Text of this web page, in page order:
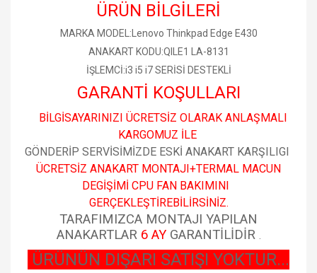
ÜRÜN BİLGİLERİ
MARKA MODEL:Lenovo Thinkpad Edge E430
ANAKART KODU:QILE1 LA-8131
İŞLEMCİ:i3 i5 i7 SERİSİ DESTEKLİ
GARANTİ KOŞULLARI
BİLGİSAYARINIZI ÜCRETSİZ OLARAK ANLAŞMALI
KARGOMUZ İLE
GÖNDERİP SERVİSİMİZDE ESKİ ANAKART KARŞILIGI
ÜCRETSİZ ANAKART MONTAJI+TERMAL MACUN
DEGİŞİMİ CPU FAN BAKIMINI
GERÇEKLEŞTİREBİLİRSİNİZ.
TARAFIMIZCA MONTAJI YAPILAN
ANAKARTLAR 6 AYGARANTİLİDİR
ÜRÜNÜN DIŞARI SATIŞI YOKTUR...